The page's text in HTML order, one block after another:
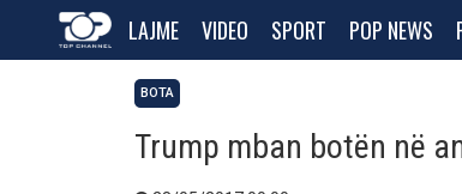
LAJME VIDEO SPORT POP NEWS
BOTA
Trump mban botën në